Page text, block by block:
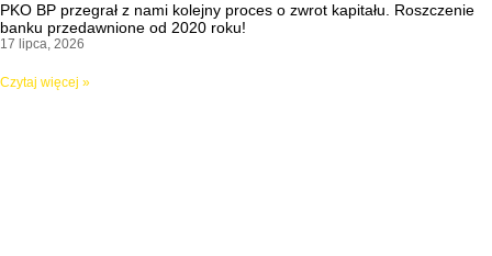
PKO BP przegrał z nami kolejny proces o zwrot kapitału. Roszczenie
banku przedawnione od 2020 roku!
17 lipca, 2026
Czytaj więcej »